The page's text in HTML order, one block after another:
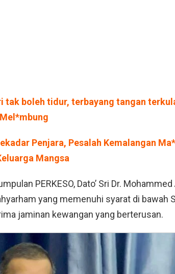
tak boleh tidur, terbayang tangan
Penjara, Pesalah Kemalangan
Mangsa
PERKESO, Dato’ Sri Dr.
yang memenuhi syarat di bawah
jaminan kewangan yang berterusan.